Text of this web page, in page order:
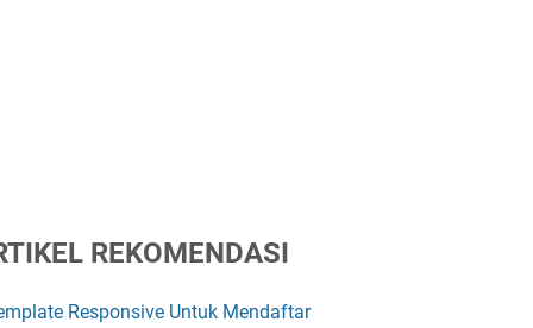
REKOMENDASI
Responsive Untuk Mendaftar